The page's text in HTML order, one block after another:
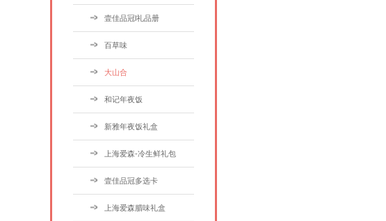
壹佳品冠l礼品册
百草味
大山合
和记年夜饭
新雅年夜饭礼盒
上海爱森-冷生鲜礼包
壹佳品冠多选卡
上海爱森腊味礼盒